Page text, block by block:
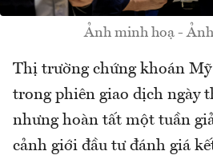
Ảnh minh hoạ -
Thị trường chứng khoán
trong phiên giao dịch ngày
nhưng hoàn tất một tuần
cảnh giới đầu tư đánh giá